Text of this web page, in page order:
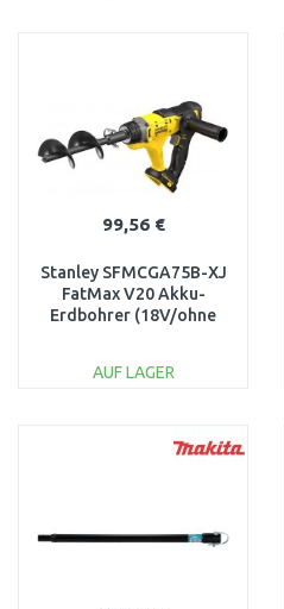
99,56 €
Stanley SFMCGA75B-XJ
FatMax V20 Akku-
Erdbohrer (18V/ohne
AUF LAGER